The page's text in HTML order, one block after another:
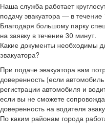
Наша служба работает
подачу эвакуатора — в
Благодаря большому парку
на заявку в течение 30 минут.
Какие документы необходимы
эвакуатора?
При подаче эвакуатора вам
доверенность (если
регистрации автомобиля и
если вы не сможете
доверенность на водителя
По каким районам города